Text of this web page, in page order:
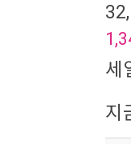
세
지